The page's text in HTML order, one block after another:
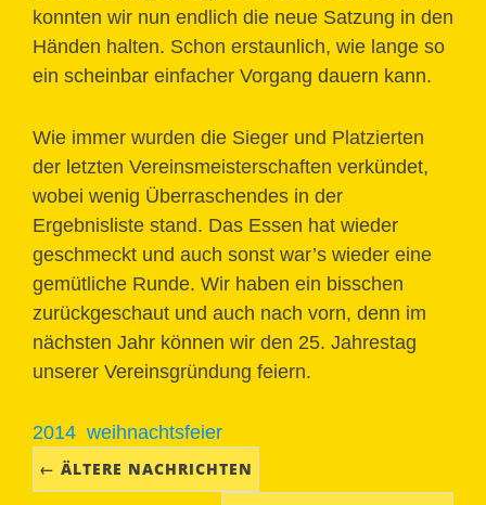
konnten wir nun endlich die neue Satzung in den
Händen halten. Schon erstaunlich, wie lange so
ein scheinbar einfacher Vorgang dauern kann.
Wie immer wurden die Sieger und Platzierten
der letzten Vereinsmeisterschaften verkündet,
wobei wenig Überraschendes in der
Ergebnisliste stand. Das Essen hat wieder
geschmeckt und auch sonst war’s wieder eine
gemütliche Runde. Wir haben ein bisschen
zurückgeschaut und auch nach vorn, denn im
nächsten Jahr können wir den 25. Jahrestag
unserer Vereinsgründung feiern.
2014 weihnachtsfeier
← ÄLTERE NACHRICHTEN